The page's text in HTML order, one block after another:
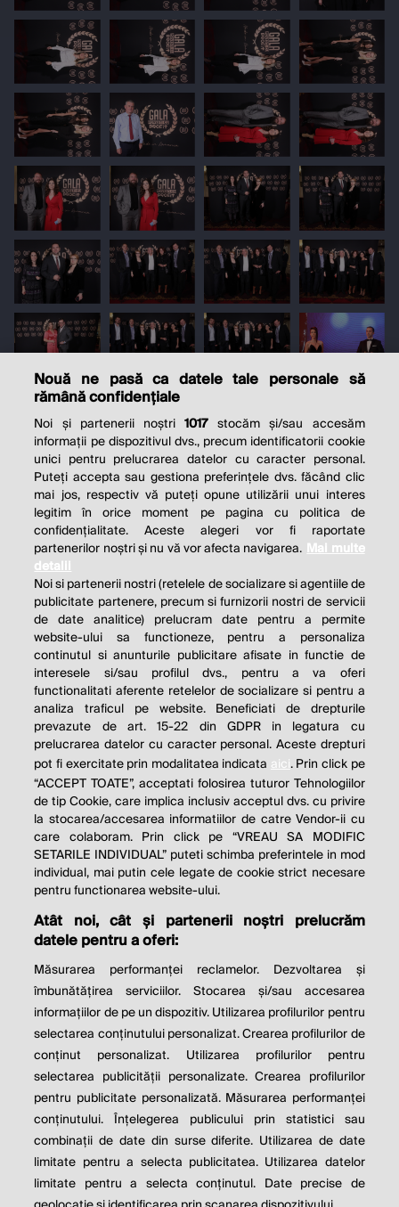
THE SOCIAL RESPONSIBILITY OF
BUSINESS IS TO INCREASE ITS
PROFITS.
Milton Friedman
© 2026 Profit.ro. Toate drepturile rezervate.
Dezvoltat de1616.ro
Contact Publicitate Despre noi
Politica de cookie Politica de
confidențialitate
Nouă ne pasă ca datele tale personale să
rămână confidențiale
Noi și partenerii noștri1017 stocăm și/sau accesăm
informații pe dispozitivul dvs., precum identificatorii cookie
unici pentru prelucrarea datelor cu caracter personal.
Puteți accepta sau gestiona preferințele dvs. făcând clic
mai jos, respectiv vă puteți opune utilizării unui interes
legitim în orice moment pe pagina cu politica de
confidențialitate. Aceste alegeri vor fi raportate
partenerilor noștri și nu vă vor afecta navigarea. Mai multe
detalii
Noi si partenerii nostri (retelele de socializare si agentiile de
publicitate partenere, precum si furnizorii nostri de servicii
de date analitice) prelucram date pentru a permite
website-ului sa functioneze, pentru a personaliza
continutul si anunturile publicitare afisate in functie de
interesele si/sau profilul dvs., pentru a va oferi
functionalitati aferente retelelor de socializare si pentru a
analiza traficul pe website. Beneficiati de drepturile
prevazute de art. 15-22 din GDPR in legatura cu
prelucrarea datelor cu caracter personal. Aceste drepturi
pot fi exercitate prin modalitatea indicata aici. Prin click pe
“ACCEPT TOATE”, acceptati folosirea tuturor Tehnologiilor
de tip Cookie, care implica inclusiv acceptul dvs. cu privire
la stocarea/accesarea informatiilor de catre Vendor-ii cu
care colaboram. Prin click pe “VREAU SA MODIFIC
SETARILE INDIVIDUAL” puteti schimba preferintele in mod
individual, mai putin cele legate de cookie strict necesare
pentru functionarea website-ului.
Atât noi, cât și partenerii noștri prelucrăm
datele pentru a oferi:
Măsurarea performanței reclamelor. Dezvoltarea și
îmbunătățirea serviciilor. Stocarea și/sau accesarea
informațiilor de pe un dispozitiv. Utilizarea profilurilor pentru
selectarea conținutului personalizat. Crearea profilurilor de
conținut personalizat. Utilizarea profilurilor pentru
selectarea publicității personalizate. Crearea profilurilor
pentru publicitate personalizată. Măsurarea performanței
conținutului. Înțelegerea publicului prin statistici sau
combinații de date din surse diferite. Utilizarea de date
limitate pentru a selecta publicitatea. Utilizarea datelor
limitate pentru a selecta conținutul. Date precise de